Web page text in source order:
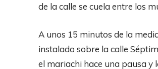
de la calle se cuela entre los
A unos 15 minutos de la
instalado sobre la calle
el mariachi hace una pausa y